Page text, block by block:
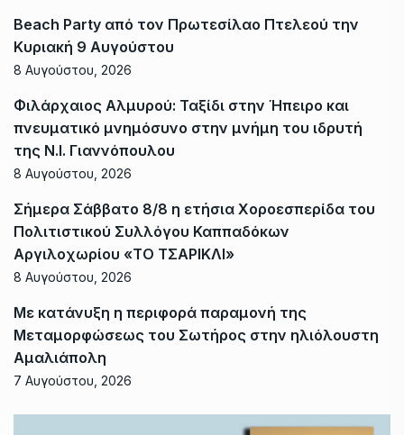
Beach Party από τον Πρωτεσίλαο Πτελεού την
Κυριακή 9 Αυγούστου
8 Αυγούστου, 2026
Φιλάρχαιος Αλμυρού: Ταξίδι στην Ήπειρο και
πνευματικό μνημόσυνο στην μνήμη του ιδρυτή
της Ν.Ι. Γιαννόπουλου
8 Αυγούστου, 2026
Σήμερα Σάββατο 8/8 η ετήσια Χοροεσπερίδα του
Πολιτιστικού Συλλόγου Καππαδόκων
Αργιλοχωρίου «ΤΟ ΤΣΑΡΙΚΛΙ»
8 Αυγούστου, 2026
Με κατάνυξη η περιφορά παραμονή της
Μεταμορφώσεως του Σωτήρος στην ηλιόλουστη
Αμαλιάπολη
7 Αυγούστου, 2026